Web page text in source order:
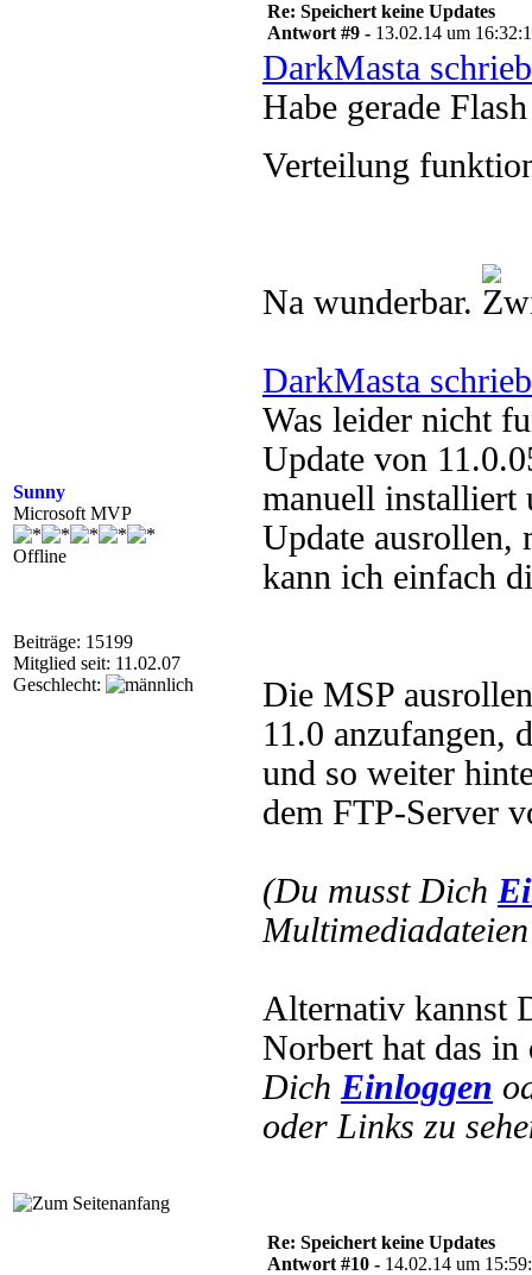
Sunny
Microsoft MVP
Offline
Beiträge: 15199
Mitglied seit: 11.02.07
Geschlecht:
Re: Speichert keine Updates
Antwort #9 - 13.02.14 um
DarkMasta schrieb
Habe gerade
Verteilung
Na wunderbar.
DarkMasta schrieb
Was leider nicht
Update von
manuell installiert
Update ausrollen,
kann ich einfach
Die MSP
11.0 anzufangen,
und so weiter
dem FTP-Server
(Du musst Dich
Alternativ kannst
Norbert hat das
Dich Einloggen
oder Links zu
Re: Speichert keine Updates
Antwort #10 - 14.02.14 um